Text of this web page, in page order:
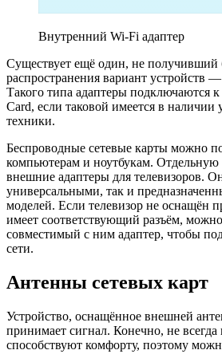
Внутренний Wi-Fi адаптер
Существует ещё один, не получивший
распространения вариант устройств
Такого типа адаптеры подключаются
Card, если таковой имеется в
техники.
Беспроводные сетевые карты можно
компьютерам и ноутбукам.
внешние адаптеры для телевизоров.
универсальными, так и
моделей. Если телевизор не оснащён
имеет соответствующий разъём,
совместимый с ним адаптер, чтобы
сети.
Антенны сетевых карт
Устройство, оснащённое внешней
принимает сигнал. Конечно, не
способствуют комфорту, поэтому